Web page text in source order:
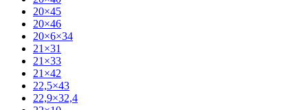
20×45
20×46
20×6×34
21×31
21×33
21×42
22,5×43
22,9×32,4